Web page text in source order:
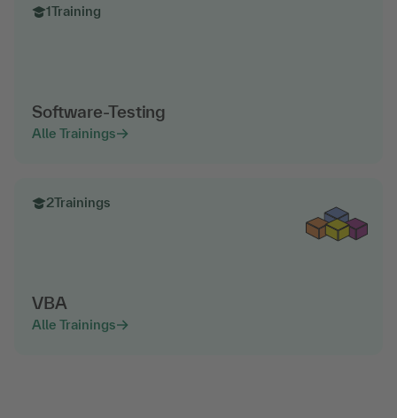
1Training
Software-Testing
Alle Trainings
2Trainings
VBA
Alle Trainings